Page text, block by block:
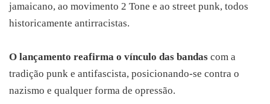
jamaicano, ao movimento 2 Tone e ao street punk, todos
historicamente antirracistas.
O lançamento reafirma o vínculo das bandas com a
tradição punk e antifascista, posicionando-se contra o
nazismo e qualquer forma de opressão.